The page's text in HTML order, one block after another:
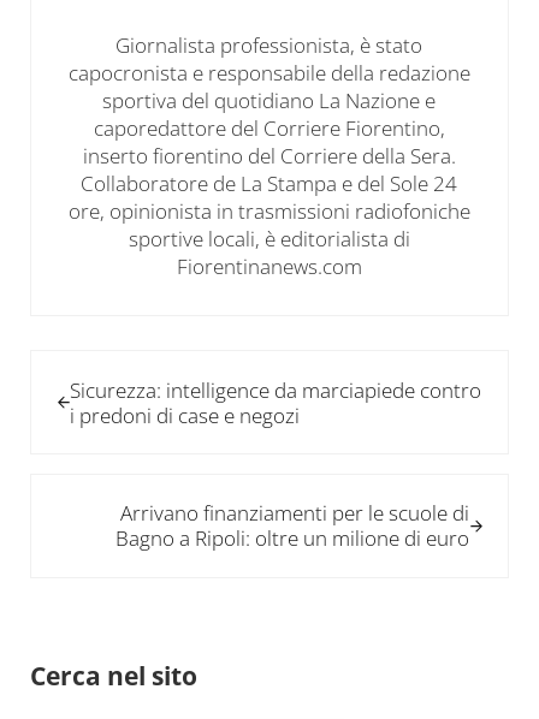
Giornalista professionista, è stato
capocronista e responsabile della redazione
sportiva del quotidiano La Nazione e
caporedattore del Corriere Fiorentino,
inserto fiorentino del Corriere della Sera.
Collaboratore de La Stampa e del Sole 24
ore, opinionista in trasmissioni radiofoniche
sportive locali, è editorialista di
Fiorentinanews.com
Sicurezza: intelligence da marciapiede contro
i predoni di case e negozi
Arrivano finanziamenti per le scuole di
Bagno a Ripoli: oltre un milione di euro
Sidebar
Cerca nel sito